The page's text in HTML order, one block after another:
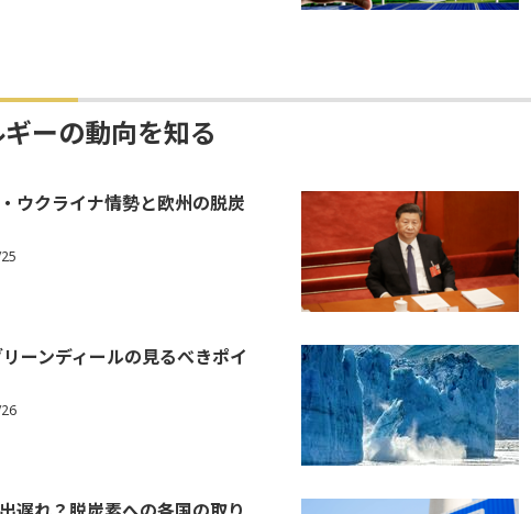
ーの動向を知る
ウクライナ情勢と欧州の脱炭
リーンディールの見るべきポイ